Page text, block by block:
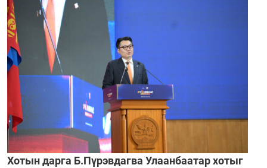
Хотын дарга Б.Пүрэвдагва Улаанбаатар хотыг